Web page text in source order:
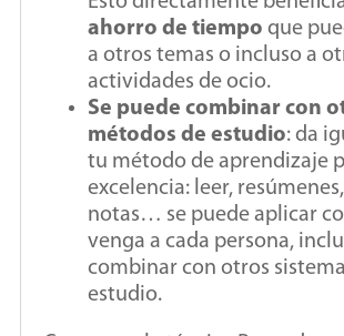
ahorro de tiempo que
a otros temas o incluso a
actividades de ocio.
Se puede combinar con
métodos de estudio: da
tu método de aprendizaje
excelencia: leer,
notas… se puede aplicar
venga a cada persona,
combinar con otros
estudio.